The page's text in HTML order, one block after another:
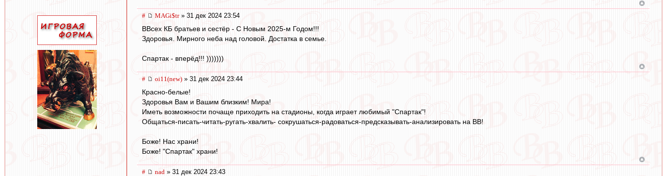
# MAGi$tr» 31 дек 2024 23:54
ВВсех КБ братьев и сестёр - С Новым 2025-м Годом!!!
Здоровья. Мирного неба над головой. Достатка в семье.
Спартак - вперёд!!! )))))))
# oi11(new) » 31 дек 2024 23:44
Красно-белые!
Здоровья Вам и Вашим близким! Мира!
Иметь возможности почаще приходить на стадионы, когда играет любимый "Спартак"!
Общаться-писать-читать-ругать-хвалить- сокрушаться-радоваться-предсказывать-анализировать на ВВ!
Боже! Нас храни!
Боже! "Спартак" храни!
# nad » 31 дек 2024 23:43